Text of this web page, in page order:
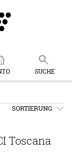
SUCHE
SORTIERUNG
Toscana